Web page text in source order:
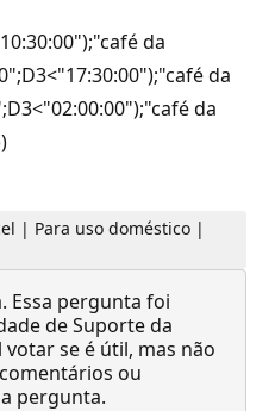
da
da
da
| Para uso doméstico |
Essa pergunta foi
de Suporte da
se é útil, mas não
ou
pergunta.